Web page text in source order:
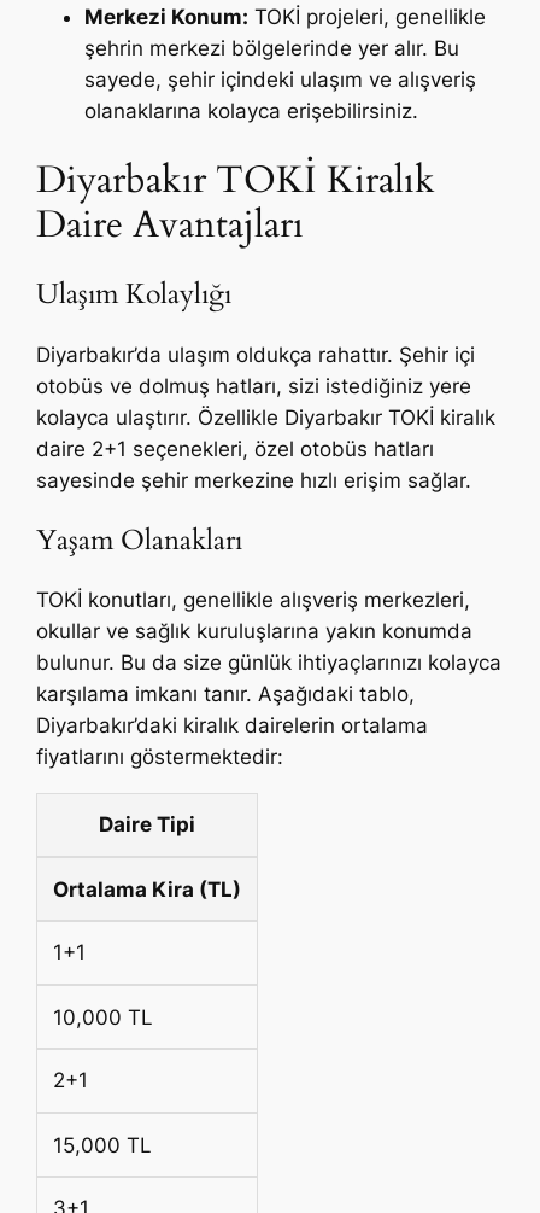
Merkezi Konum: TOKİ projeleri, genellikle
şehrin merkezi bölgelerinde yer alır. Bu
sayede, şehir içindeki ulaşım ve alışveriş
olanaklarına kolayca erişebilirsiniz.
Diyarbakır TOKİ Kiralık
Daire Avantajları
Ulaşım Kolaylığı
Diyarbakır’da ulaşım oldukça rahattır. Şehir içi
otobüs ve dolmuş hatları, sizi istediğiniz yere
kolayca ulaştırır. Özellikle Diyarbakır TOKİ kiralık
daire 2+1 seçenekleri, özel otobüs hatları
sayesinde şehir merkezine hızlı erişim sağlar.
Yaşam Olanakları
TOKİ konutları, genellikle alışveriş merkezleri,
okullar ve sağlık kuruluşlarına yakın konumda
bulunur. Bu da size günlük ihtiyaçlarınızı kolayca
karşılama imkanı tanır. Aşağıdaki tablo,
Diyarbakır’daki kiralık dairelerin ortalama
fiyatlarını göstermektedir:
Daire Tipi
Ortalama Kira (TL)
1+1
10,000 TL
2+1
15,000 TL